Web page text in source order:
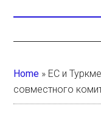
Home » ЕС и
совместного